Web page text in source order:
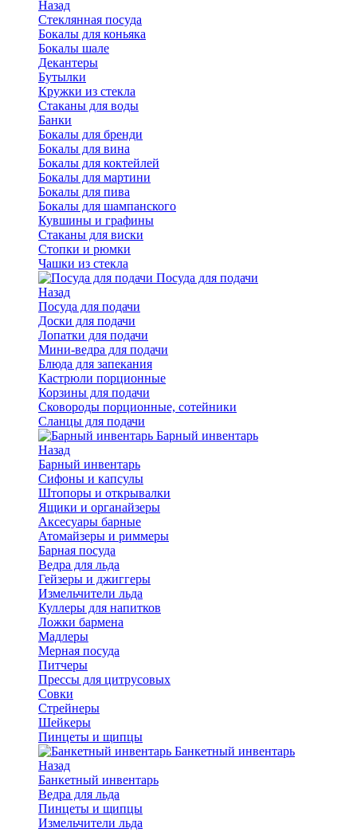
Назад
Стеклянная посуда
Бокалы для коньяка
Бокалы шале
Декантеры
Бутылки
Кружки из стекла
Стаканы для воды
Банки
Бокалы для бренди
Бокалы для вина
Бокалы для коктейлей
Бокалы для мартини
Бокалы для пива
Бокалы для шампанского
Кувшины и графины
Стаканы для виски
Стопки и рюмки
Чашки из стекла
Посуда для подачи
Назад
Посуда для подачи
Доски для подачи
Лопатки для подачи
Мини-ведра для подачи
Блюда для запекания
Кастрюли порционные
Корзины для подачи
Сковороды порционные, сотейники
Сланцы для подачи
Барный инвентарь
Назад
Барный инвентарь
Сифоны и капсулы
Штопоры и открывалки
Ящики и органайзеры
Аксесуары барные
Атомайзеры и риммеры
Барная посуда
Ведра для льда
Гейзеры и джиггеры
Измельчители льда
Куллеры для напитков
Ложки бармена
Мадлеры
Мерная посуда
Питчеры
Прессы для цитрусовых
Совки
Стрейнеры
Шейкеры
Пинцеты и щипцы
Банкетный инвентарь
Назад
Банкетный инвентарь
Ведра для льда
Пинцеты и щипцы
Измельчители льда